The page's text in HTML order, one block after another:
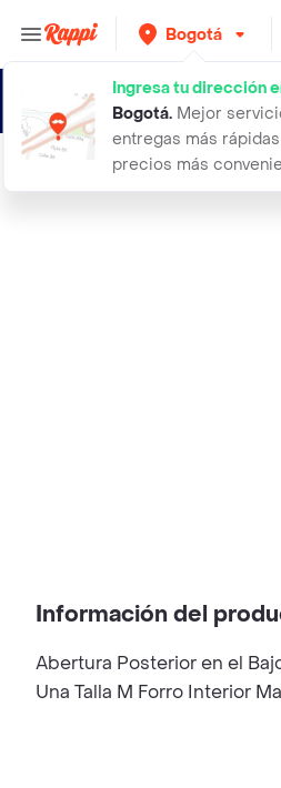
Bogotá
Ingresa tu dirección
Bogotá. Mejor
entregas más
precios más
abrigo arizona camel talla xs
Información del
Abertura Posterior en el
Una Talla M Forro Interior